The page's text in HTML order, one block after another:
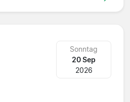
Sonntag
20 Sep
2026